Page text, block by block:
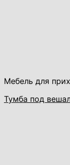
Мебель для
Тумба под